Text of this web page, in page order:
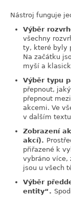
Nástroj funguje
Výběr
všechny
ty, které byly
Na začátku
myší a
Výběr typu
přepnout,
přepnout
akcemi. Ve
v dalším
Zobrazení
akcí).
přiřazené k
vybráno více,
jsou u všech
Výběr
entity“.